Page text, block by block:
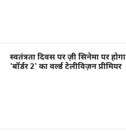
स्वतंत्रता दिवस पर ज़ी सिनेमा पर होगा
'बॉर्डर 2' का वर्ल्ड टेलीविज़न प्रीमियर